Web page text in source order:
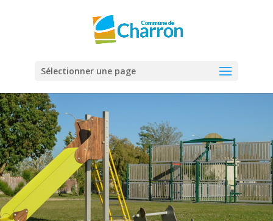
Sélectionner une page